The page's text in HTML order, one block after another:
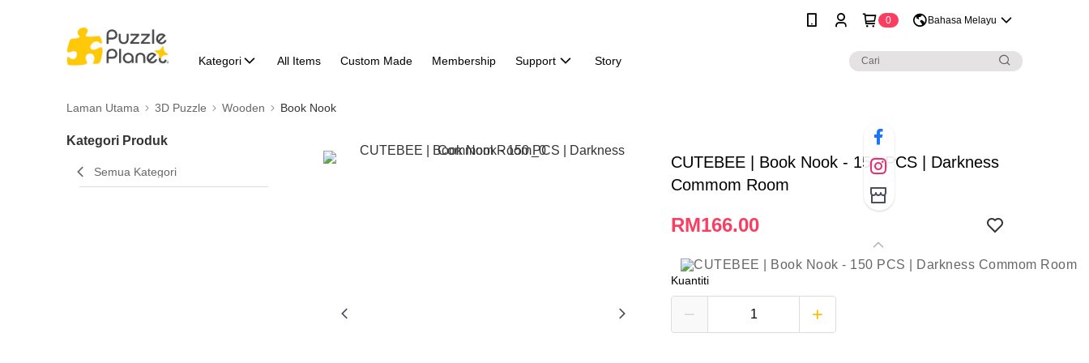
0 Bahasa Melayu
Kategori All Items Custom Made Membership Support Story
Laman Utama 3D Puzzle Wooden Book Nook
Kategori Produk
Semua Kategori
CUTEBEE | Book Nook - 150 PCS | Darkness
Commom Room
RM166.00
Kuantiti